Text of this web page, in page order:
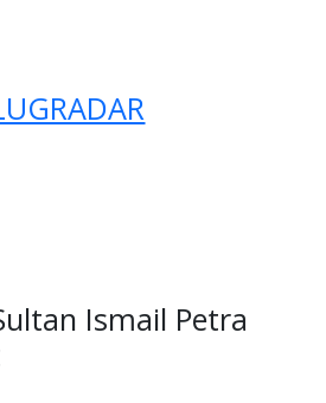
Ismail Petra